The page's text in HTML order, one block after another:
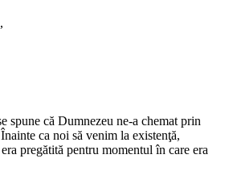
spune că Dumnezeu ne-a chemat prin
ca noi să venim la existenţă,
pregătită pentru momentul în care era